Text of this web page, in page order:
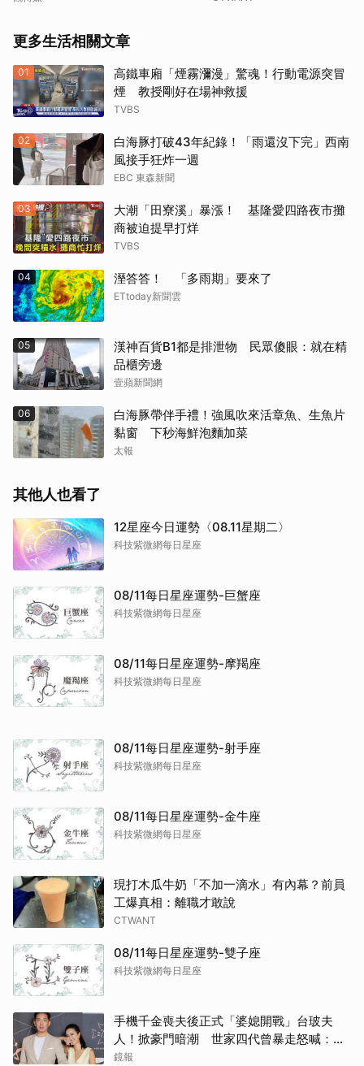
更多生活相關文章
01
高鐵車廂「煙霧瀰漫」驚魂！行動電源突冒
煙 教授剛好在場神救援
TVBS
02
白海豚打破43年紀錄！「雨還沒下完」西南
風接手狂炸一週
EBC 東森新聞
03
大潮「田寮溪」暴漲！ 基隆愛四路夜市攤
商被迫提早打烊
TVBS
04 溼答答！ 「多雨期」要來了
ETtoday新聞雲
05
漢神百貨B1都是排泄物 民眾傻眼：就在精
品櫃旁邊
壹蘋新聞網
06
白海豚帶伴手禮！強風吹來活章魚、生魚片
黏窗 下秒海鮮泡麵加菜
太報
其他人也看了
12星座今日運勢〈08.11星期二〉
科技紫微網每日星座
08/11每日星座運勢-巨蟹座
科技紫微網每日星座
08/11每日星座運勢-摩羯座
科技紫微網每日星座
08/11每日星座運勢-射手座
科技紫微網每日星座
08/11每日星座運勢-金牛座
科技紫微網每日星座
現打木瓜牛奶「不加一滴水」有內幕？前員
工爆真相：離職才敢說
CTWANT
08/11每日星座運勢-雙子座
科技紫微網每日星座
手機千金喪夫後正式「婆媳開戰」台玻夫
人！掀豪門暗潮 世家四代曾暴走怒喊：我
只是一個年輕人
鏡報